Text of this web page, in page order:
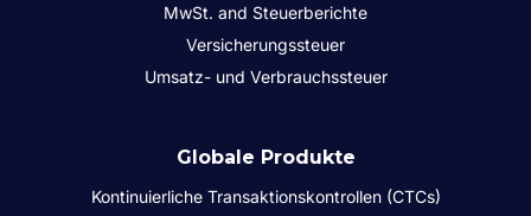
MwSt. and Steuerberichte
Versicherungssteuer
Umsatz- und Verbrauchssteuer
Globale Produkte
Kontinuierliche Transaktionskontrollen (CTCs)